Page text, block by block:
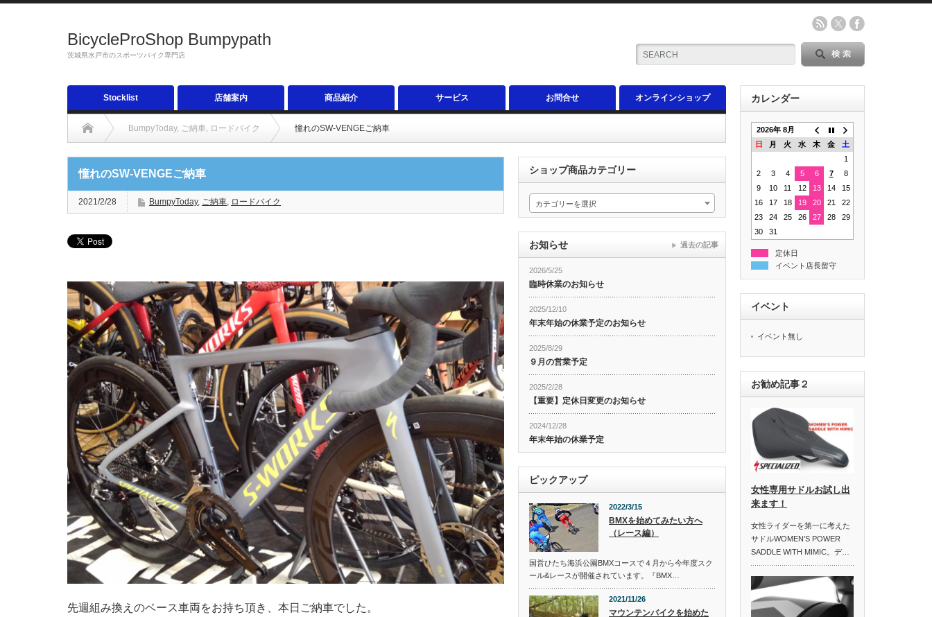
BicycleProShop Bumpypath
茨城県水戸市のスポーツバイク専門店
Stocklist 店舗案内 商品紹介 サービス お問合せ オンラインショップ
BumpyToday, ご納車, ロードバイク 憧れのSW-VENGEご納車
憧れのSW-VENGEご納車
2021/2/28 BumpyToday, ご納車, ロードバイク
先週組み換えのベース車両をお持ち頂き、本日ご納車でした。
ショップ商品カテゴリー
カテゴリーを選択
お知らせ
2026/5/25
臨時休業のお知らせ
2025/12/10
年末年始の休業予定のお知らせ
2025/8/29
９月の営業予定
2025/2/28
【重要】定休日変更のお知らせ
2024/12/28
年末年始の休業予定
過去の記事
ピックアップ
2022/3/15
BMXを始めてみたい方へ
（レース編）
国営ひたち海浜公園BMXコースで４月から今年度スク
ール&レースが開催されています。『BMX…
2021/11/26
マウンテンバイクを始めた
カレンダー
2026年 8月
日
月 火 水 木 金
土
1
2
3 4 5 6 7
8
9
10 11 12 13 14
15
16
17 18 19 20 21
22
23
24 25 26 27 28
29
30
31
定休日
イベント店長留守
イベント
イベント無し
お勧め記事２
女性専用サドルお試し出
来ます！
女性ライダーを第一に考えた
サドルWOMEN’S POWER
SADDLE WITH MIMIC。デ…